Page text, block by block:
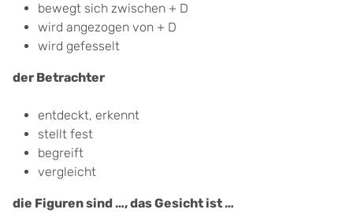
bewegt sich zwischen + D
wird angezogen von + D
wird gefesselt
der Betrachter
entdeckt, erkennt
stellt fest
begreift
vergleicht
die Figuren sind …, das Gesicht ist …